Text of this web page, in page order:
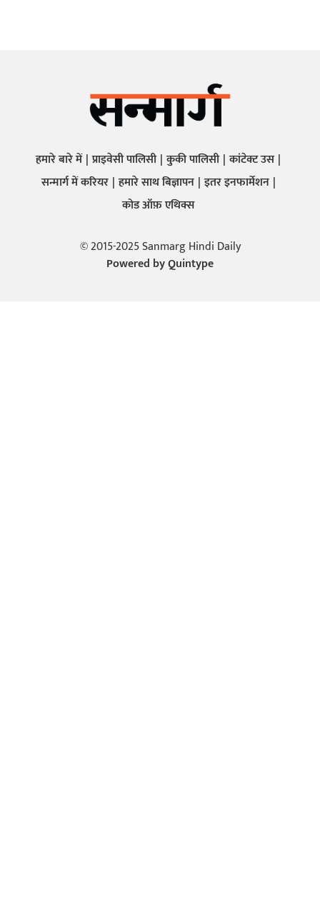
हमारे बारे में प्राइवेसी पालिसी कुकी पालिसी कांटेक्ट उस
सन्मार्ग में करियर हमारे साथ बिज्ञापन इतर इनफार्मेशन
कोड ऑफ़ एथिक्स
© 2015-2025 Sanmarg Hindi Daily
Powered byQuintype